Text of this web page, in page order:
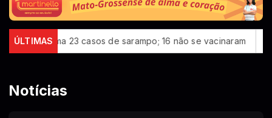
ÚLTIMAS
casos de sarampo; 16 não se vacinaram Retiradas da
Notícias